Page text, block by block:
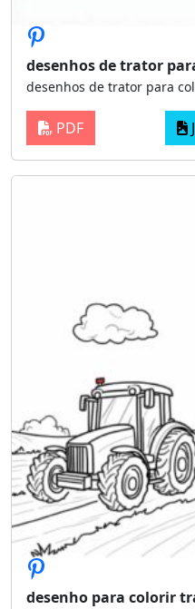
desenhos de trator
desenhos de trator para
PDF
desenho para colorir